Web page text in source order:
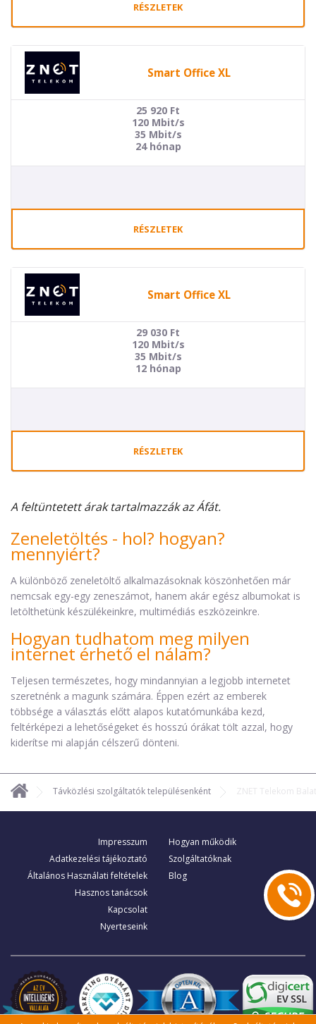
RÉSZLETEK
Smart Office XL
25 920 Ft
120 Mbit/s
35 Mbit/s
24 hónap
RÉSZLETEK
Smart Office XL
29 030 Ft
120 Mbit/s
35 Mbit/s
12 hónap
RÉSZLETEK
A feltüntetett árak tartalmazzák az Áfát.
Zeneletöltés - hol? hogyan?
mennyiért?
A különböző zeneletöltő alkalmazásoknak köszönhetően már
nemcsak egy-egy zeneszámot, hanem akár egész albumokat is
letölthetünk készülékeinkre, multimédiás eszközeinkre.
Hogyan tudhatom meg milyen
internet érhető el nálam?
Teljesen természetes, hogy mindannyian a legjobb internetet
szeretnénk a magunk számára. Éppen ezért az emberek
többsége a választás előtt alapos kutatómunkába kezd,
feltérképezi a lehetőségeket és hosszú órákat tölt azzal, hogy
kiderítse mi alapján célszerű dönteni.
Távközlési szolgáltatók településenként ZNET Telekom
Impresszum
Adatkezelési tájékoztató
Általános Használati feltételek
Hasznos tanácsok
Kapcsolat
Nyerteseink
Hogyan működik
Szolgáltatóknak
Blog